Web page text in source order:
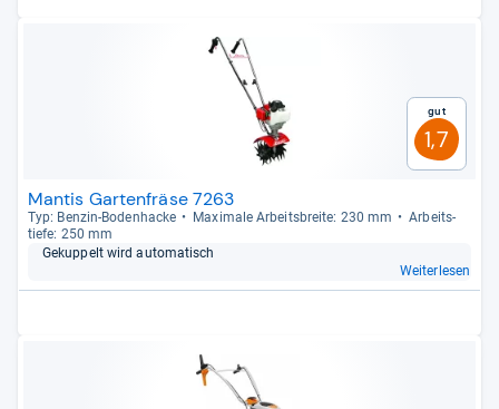
Gut
1,7
Mantis Gartenfräse 7263
Typ: Ben­zin-​Boden­ha­cke Maxi­male Arbeits­breite: 230 mm
Arbeit­s­
tiefe: 250 mm
Gekup­pelt wird auto­ma­tisch
Weiterlesen